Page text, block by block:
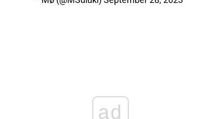
ad